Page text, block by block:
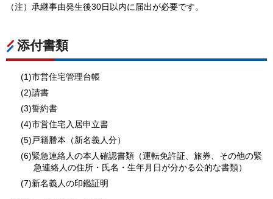
（注）承継事由発生後30日以内に届出が必要です。
添付書類
(1)市営住宅管理台帳
(2)請書
(3)誓約書
(4)市営住宅入居申立書
(5)戸籍謄本（新名義人分）
(6)緊急連絡人の本人確認書類（運転免許証、旅券、その他の緊
急連絡人の住所・氏名・生年月日が分かる公的な書類）
(7)新名義人の印鑑証明